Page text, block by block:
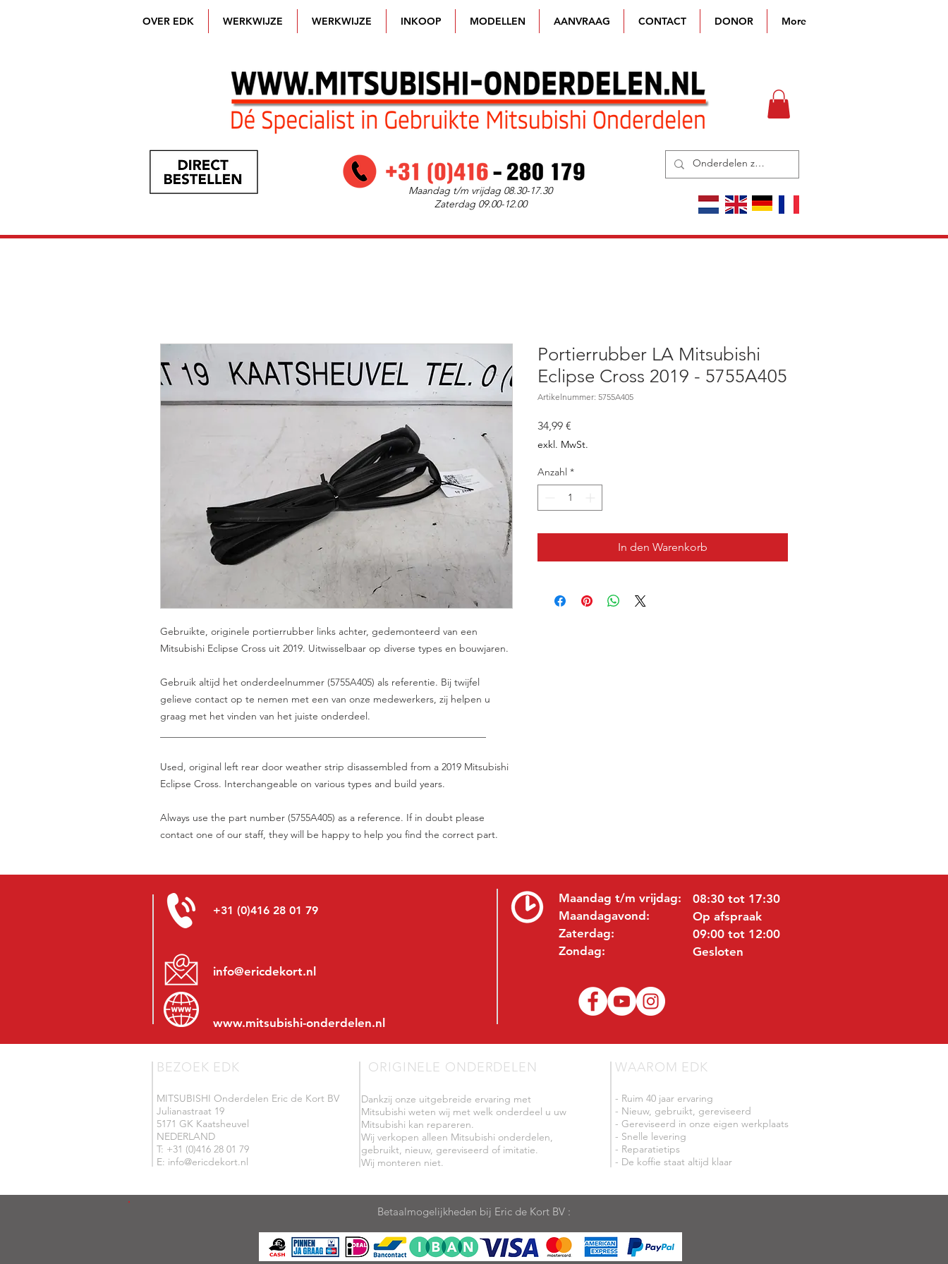
OVER EDK WERKWIJZE WERKWIJZE INKOOP MODELLEN AANVRAAG CONTACT DONOR More
Maandag t/m vrijdag 08.30-17.30
Zaterdag 09.00-12.00
Gebruikte, originele portierrubber links achter, gedemonteerd van een
Mitsubishi Eclipse Cross uit 2019. Uitwisselbaar op diverse types en bouwjaren.
Gebruik altijd het onderdeelnummer (5755A405) als referentie. Bij twijfel
gelieve contact op te nemen met een van onze medewerkers, zij helpen u
graag met het vinden van het juiste onderdeel.
Used, original left rear door weather strip disassembled from a 2019 Mitsubishi
Eclipse Cross. Interchangeable on various types and build years.
Always use the part number (5755A405) as a reference. If in doubt please
contact one of our staff, they will be happy to help you find the correct part.
Portierrubber LA Mitsubishi
Eclipse Cross 2019 - 5755A405
Artikelnummer: 5755A405
34,99 €
exkl. MwSt.
Anzahl *
In den Warenkorb
+31 (0)416 28 01 79
info@ericdekort.nl
www.mitsubishi-onderdelen.nl
Maandag t/m vrijdag:
Maandagavond:
Zaterdag:
Zondag:
08:30 tot 17:30
Op afspraak
09:00 tot 12:00
Gesloten
BEZOEK EDK
MITSUBISHI Onderdelen Eric de Kort BV
Julianastraat 19
5171 GK Kaatsheuvel
NEDERLAND
T: +31 (0)416 28 01 79
E: info@ericdekort.nl
ORIGINELE ONDERDELEN
Dankzij onze uitgebreide ervaring met
Mitsubishi weten wij met welk onderdeel u uw
Mitsubishi kan repareren.
Wij verkopen alleen Mitsubishi onderdelen,
gebruikt, nieuw, gereviseerd of imitatie.
Wij monteren niet.
WAAROM EDK
- Ruim 40 jaar ervaring
- Nieuw, gebruikt, gereviseerd
- Gereviseerd in onze eigen werkplaats
- Snelle levering
- Reparatietips
- De koffie staat altijd klaar
Betaalmogelijkheden bij Eric de Kort BV :